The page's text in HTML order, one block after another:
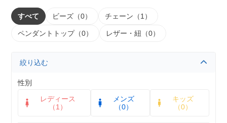
すべて ビーズ（0） チェーン（1）
ペンダントトップ（0） レザー・紐（0）
絞り込む
性別
レディース
（1）
メンズ
（0）
キッズ
（0）